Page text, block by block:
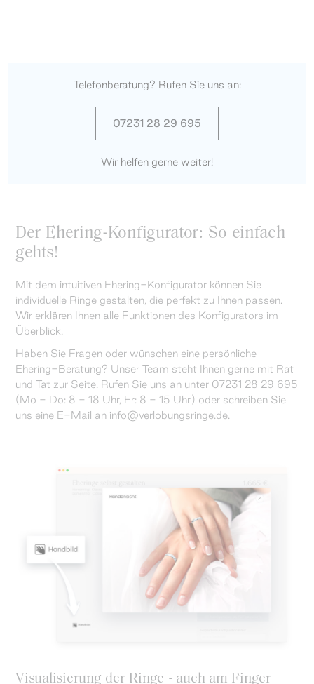
Telefonberatung? Rufen Sie uns an:
07231 28 29 695
Wir helfen gerne weiter!
Der Ehering-Konfigurator: So einfach
gehts!
Mit dem intuitiven Ehering-Konfigurator können Sie
individuelle Ringe gestalten, die perfekt zu Ihnen passen.
Wir erklären Ihnen alle Funktionen des Konfigurators im
Überblick.
Haben Sie Fragen oder wünschen eine persönliche
Ehering-Beratung? Unser Team steht Ihnen gerne mit Rat
und Tat zur Seite. Rufen Sie uns an unter 07231 28 29 695
(Mo - Do: 8 - 18 Uhr, Fr: 8 - 15 Uhr) oder schreiben Sie
uns eine E-Mail an info@verlobungsringe.de.
Visualisierung der Ringe - auch am Finger